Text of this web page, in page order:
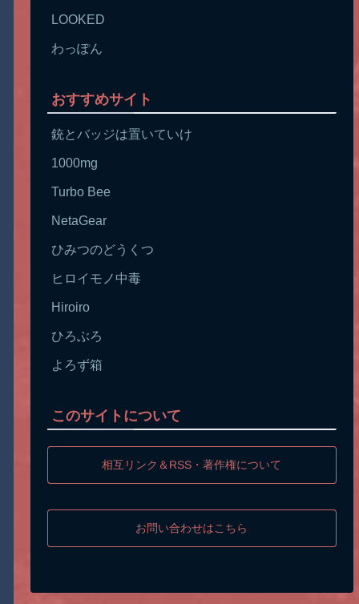
LOOKED
わっぽん
おすすめサイト
銃とバッジは置いていけ
1000mg
Turbo Bee
NetaGear
ひみつのどうくつ
ヒロイモノ中毒
Hiroiro
ひろぶろ
よろず箱
このサイトについて
相互リンク＆RSS・著作権について
お問い合わせはこちら